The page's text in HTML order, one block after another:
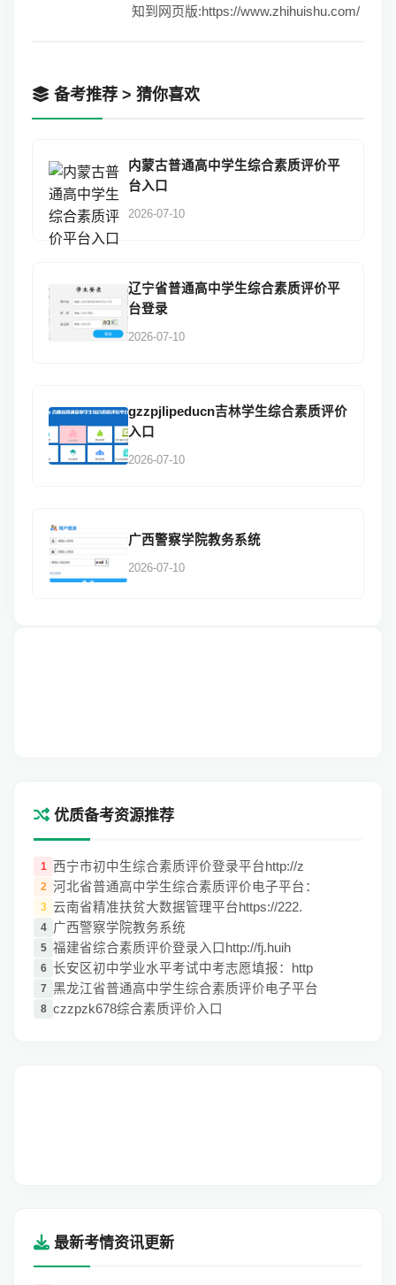
知到网页版:https://www.zhihuishu.com/
备考推荐 > 猜你喜欢
内蒙古普通高中学生综合素质评价平
台入口
2026-07-10
辽宁省普通高中学生综合素质评价平
台登录
2026-07-10
gzzpjlipeducn吉林学生综合素质评价
入口
2026-07-10
广西警察学院教务系统
2026-07-10
优质备考资源推荐
1 西宁市初中生综合素质评价登录平台http://z
2 河北省普通高中学生综合素质评价电子平台：
3 云南省精准扶贫大数据管理平台https://222.
4 广西警察学院教务系统
5 福建省综合素质评价登录入口http://fj.huih
6 长安区初中学业水平考试中考志愿填报：http
7 黑龙江省普通高中学生综合素质评价电子平台
8 czzpzk678综合素质评价入口
最新考情资讯更新